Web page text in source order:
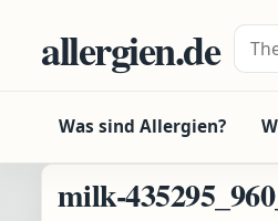
allergien.de
Was sind Allergien?
milk-